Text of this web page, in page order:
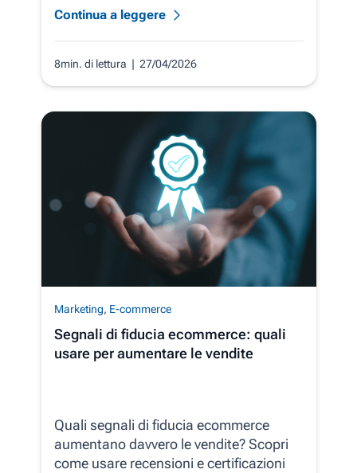
Continua a leggere
8min. di lettura | 27/04/2026
Marketing, E-commerce
Segnali di fiducia ecommerce: quali
usare per aumentare le vendite
Quali segnali di fiducia ecommerce
aumentano davvero le vendite? Scopri
come usare recensioni e certificazioni